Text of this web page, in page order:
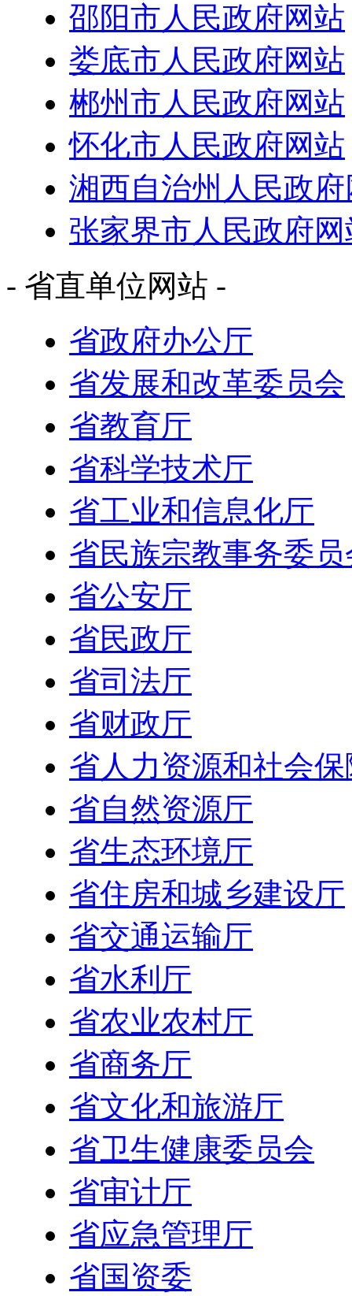
邵阳市人民政府网站
娄底市人民政府网站
郴州市人民政府网站
怀化市人民政府网站
湘西自治州人民政
张家界市人民政府网
- 省直单位网站 -
省政府办公厅
省发展和改革委员会
省教育厅
省科学技术厅
省工业和信息化厅
省民族宗教事务委员
省公安厅
省民政厅
省司法厅
省财政厅
省人力资源和社会
省自然资源厅
省生态环境厅
省住房和城乡建设厅
省交通运输厅
省水利厅
省农业农村厅
省商务厅
省文化和旅游厅
省卫生健康委员会
省审计厅
省应急管理厅
省国资委